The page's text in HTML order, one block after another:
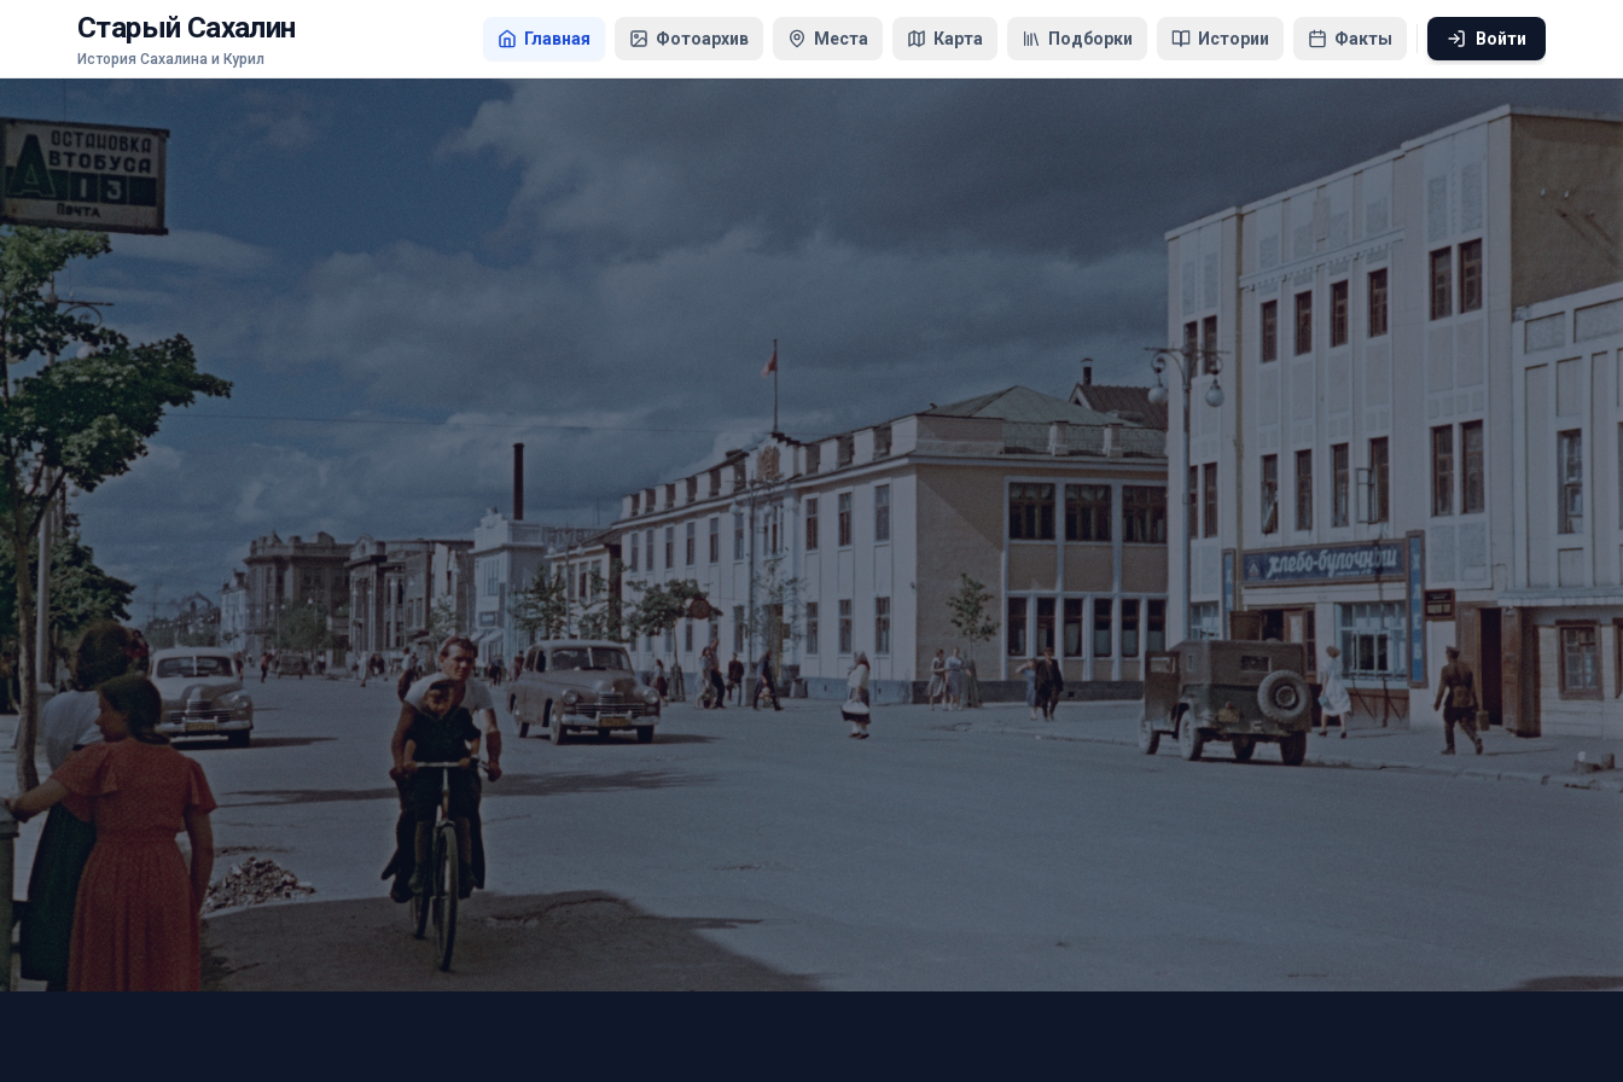
Старый Сахалин
История Сахалина и Курил
Главная Фотоархив Места Карта Подборки Истории Факты Войти